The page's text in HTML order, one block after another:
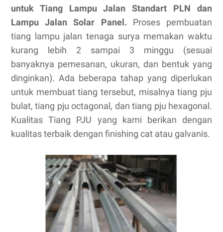
untuk Tiang Lampu Jalan Standart PLN dan
Lampu Jalan Solar Panel. Proses pembuatan
tiang lampu jalan tenaga surya memakan waktu
kurang lebih 2 sampai 3 minggu (sesuai
banyaknya pemesanan, ukuran, dan bentuk yang
dinginkan). Ada beberapa tahap yang diperlukan
untuk membuat tiang tersebut, misalnya tiang pju
bulat, tiang pju octagonal, dan tiang pju hexagonal.
Kualitas Tiang PJU yang kami berikan dengan
kualitas terbaik dengan finishing cat atau galvanis.